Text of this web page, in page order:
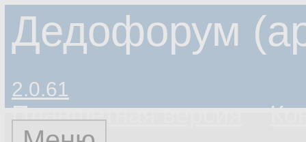
Дедофорум
2.0.61
Планшетная версия